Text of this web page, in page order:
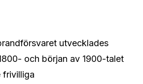
utvecklades
och början av 1900-talet
frivilliga